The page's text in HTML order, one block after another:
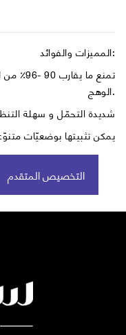
المميزات والفوائد:
تمنع ما
الوهج.
شديدة التحمّل و سهلة
يمكن تثبيتها بوضعيّات
التخصيص المتقدم